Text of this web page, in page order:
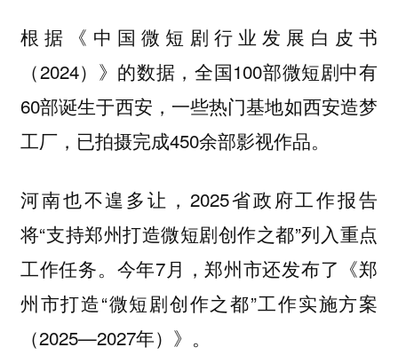
根据《中国微短剧行业发展白皮书
（2024）》的数据，全国100部微短剧中有
60部诞生于西安，一些热门基地如西安造梦
工厂，已拍摄完成450余部影视作品。
河南也不遑多让， 2025省政府工作报告
将“支持郑州打造微短剧创作之都”列入重点
工作任务。今年7月，郑州市还发布了《郑
州市打造“微短剧创作之都”工作实施方案
（2025—2027年）》。